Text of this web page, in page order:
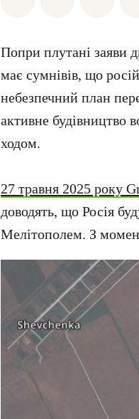
Попри плутані заяви
має сумнівів, що
небезпечний план
активне будівництво
ходом.
27 травня 2025 року
доводять, що Росія
Мелітополем. З